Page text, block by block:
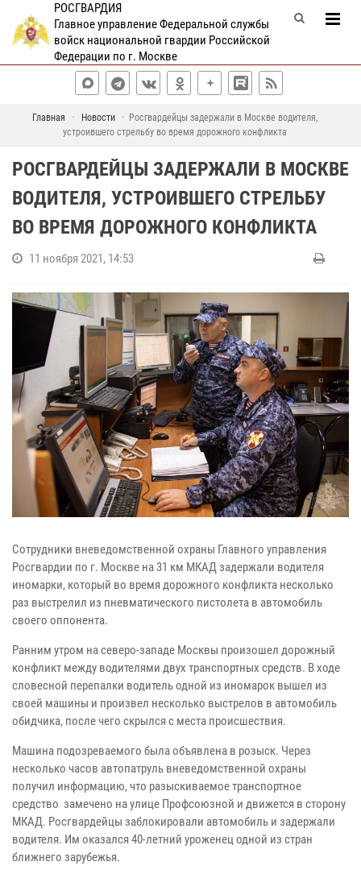
РОСГВАРДИЯ
Главное управление Федеральной службы
войск национальной гвардии Российской
Федерации по г. Москве
Главная Новости
Росгвардейцы задержали в Москве водителя,
устроившего стрельбу во время дорожного конфликта
РОСГВАРДЕЙЦЫ ЗАДЕРЖАЛИ В МОСКВЕ
ВОДИТЕЛЯ, УСТРОИВШЕГО СТРЕЛЬБУ
ВО ВРЕМЯ ДОРОЖНОГО КОНФЛИКТА
11 ноября 2021, 14:53
Сотрудники вневедомственной охраны Главного управления
Росгвардии по г. Москве на 31 км МКАД задержали водителя
иномарки, который во время дорожного конфликта несколько
раз выстрелил из пневматического пистолета в автомобиль
своего оппонента.
Ранним утром на северо-западе Москвы произошел дорожный
конфликт между водителями двух транспортных средств. В ходе
словесной перепалки водитель одной из иномарок вышел из
своей машины и произвел несколько выстрелов в автомобиль
обидчика, после чего скрылся с места происшествия.
Машина подозреваемого была объявлена в розыск. Через
несколько часов автопатруль вневедомственной охраны
получил информацию, что разыскиваемое транспортное
средство замечено на улице Профсоюзной и движется в сторону
МКАД. Росгвардейцы заблокировали автомобиль и задержали
водителя. Им оказался 40-летний уроженец одной из стран
ближнего зарубежья.